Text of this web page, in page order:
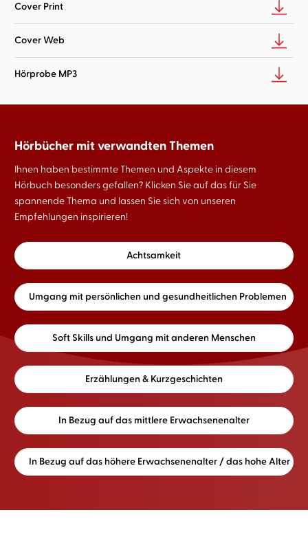
Cover Print
Cover Web
Hörprobe MP3
Hörbücher mit verwandten Themen
Ihnen haben bestimmte Themen und Aspekte in diesem
Hörbuch besonders gefallen? Klicken Sie auf das für Sie
spannende Thema und lassen Sie sich von unseren
Empfehlungen inspirieren!
Achtsamkeit
Umgang mit persönlichen und gesundheitlichen Problemen
Soft Skills und Umgang mit anderen Menschen
Erzählungen & Kurzgeschichten
In Bezug auf das mittlere Erwachsenenalter
In Bezug auf das höhere Erwachsenenalter / das hohe Alter